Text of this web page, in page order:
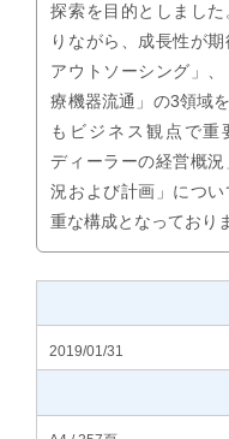
探索を目的としまし
りながら、成長性が
アウトソーシング」
療機器流通」の3領域
もビジネス観点で重
ディーラーの経営概
況および計画」につ
重な構成となっており
2019/01/31